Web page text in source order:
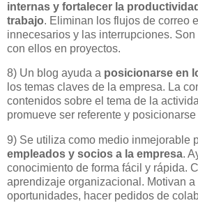
internas y fortalecer la
trabajo. Eliminan los flujos de correo
innecesarios y las interrupciones.
con ellos en proyectos.
8) Un blog ayuda a posicionarse en
los temas claves de la empresa. La
contenidos sobre el tema de la
promueve ser referente y
9) Se utiliza como medio inmejorable
empleados y socios a la empresa.
conocimiento de forma fácil y rápida.
aprendizaje organizacional. Motivan
oportunidades, hacer pedidos de